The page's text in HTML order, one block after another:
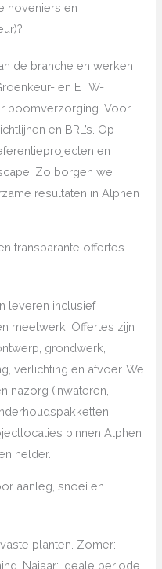
hoveniers en
de branche en werken
en ETW-
boomverzorging. Voor
en BRL’s. Op
en
Zo borgen we
resultaten in Alphen
transparante offertes
leveren inclusief
meetwerk. Offertes zijn
grondwerk,
verlichting en afvoer. We
nazorg (inwateren,
binnen Alphen
helder.
aanleg, snoei en
planten. Zomer:
Najaar: ideale periode